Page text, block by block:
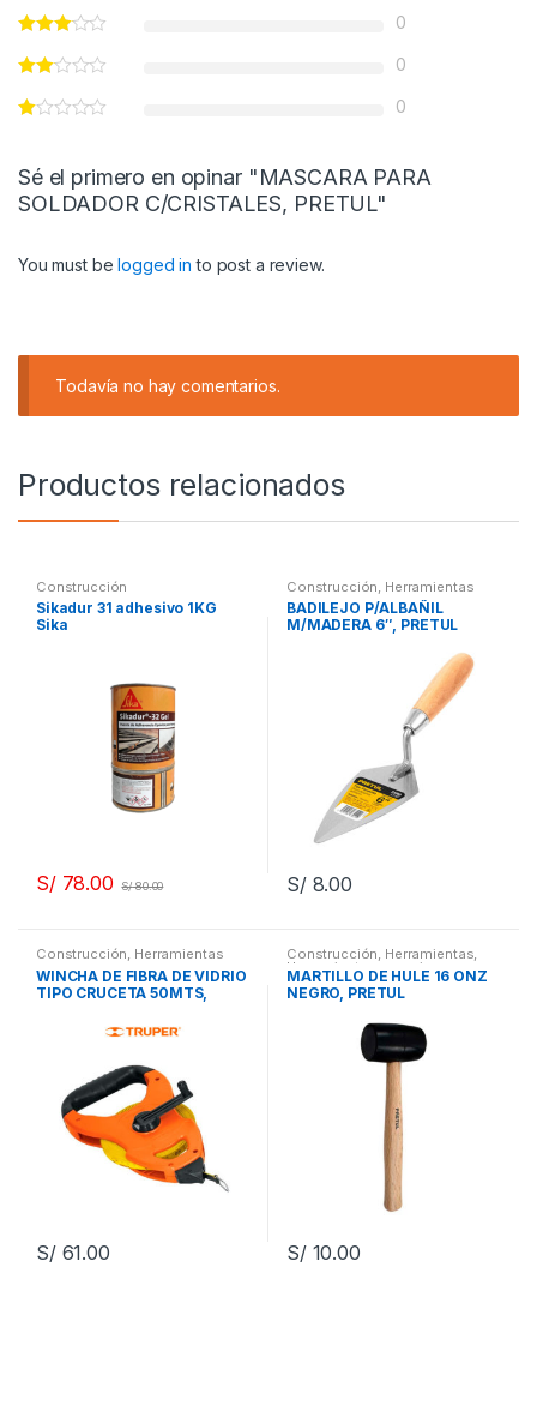
0
0
0
Sé el primero en opinar "MASCARA PARA
SOLDADOR C/CRISTALES, PRETUL"
You must belogged in to post a review.
Todavía no hay comentarios.
Productos relacionados
Construcción
Sikadur 31 adhesivo 1KG
Sika
S/78.00 S/80.00
Construcción Herramientas
BADILEJO P/ALBAÑIL
M/MADERA 6″, PRETUL
S/8.00
Construcción, Herramientas
WINCHA DE FIBRA DE VIDRIO
TIPO CRUCETA 50MTS,
S/61.00
Construcción, Herramientas,
Herramientas para pisos y
acabados
MARTILLO DE HULE 16 ONZ
NEGRO, PRETUL
S/10.00